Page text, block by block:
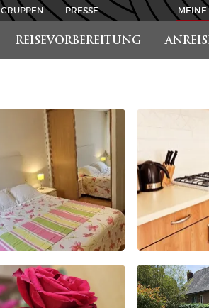
REISEVORBEREITUNG
GRUPPEN PRESSE MEINE